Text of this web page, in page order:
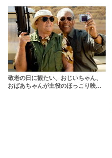
敬老の日に観たい、おじいちゃん、
おばあちゃんが主役のほっこり映画